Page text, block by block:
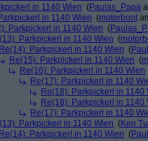
in 1140 Wien (Paulas_Papa
in 1140 Wien (motorboot
Parkpickerl in 1140 Wien (
Parkpickerl in 1140 Wien (
Re(14): Parkpickerl in 1140 Wien (
Re(15): Parkpickerl in 1140 Wien (
Re(16): Parkpickerl in 1140 Wien
Re(17): Parkpickerl in 1140
Re(18): Parkpickerl in 1140
Re(18): Parkpickerl in 1140
Re(17): Parkpickerl in 1140
Parkpickerl in 1140 Wien (Ken
Re(14): Parkpickerl in 1140 Wien (